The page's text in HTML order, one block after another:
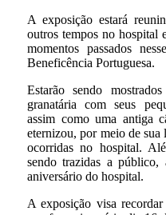
A exposição estará
outros tempos no hospital
momentos passados
Beneficência Portuguesa.
Estarão sendo
granatária com seus
assim como uma antiga
eternizou, por meio de sua
ocorridas no hospital.
sendo trazidas a público,
aniversário do hospital.
A exposição visa